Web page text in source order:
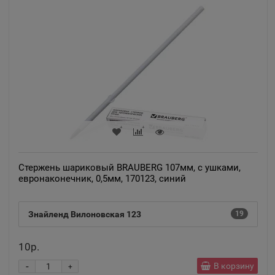
Республика Татарстан
📍
Ростовская область
Стержень шариковый BRAUBERG 107мм, с ушками,
евронаконечник, 0,5мм, 170123, синий
Знайленд Вилоновская 123 19
10р.
+
- В корзину